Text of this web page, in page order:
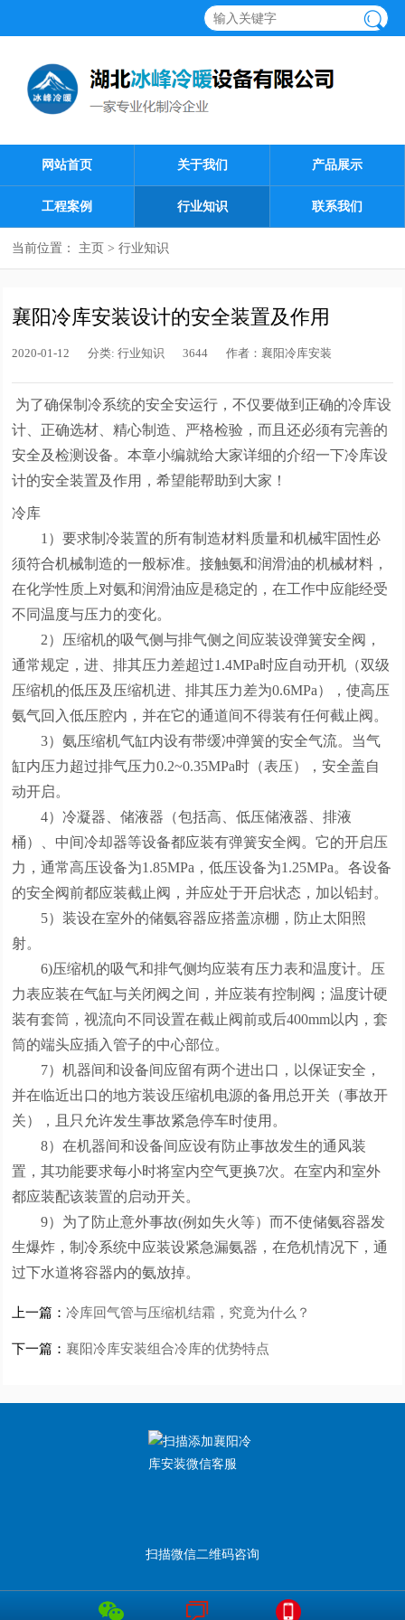
网站首页 关于我们 产品展示
工程案例 行业知识 联系我们
当前位置： 主页 > 行业知识
襄阳冷库安装设计的安全装置及作用
2020-01-12 分类: 行业知识 3644 作者： 襄阳冷库安装
为了确保制冷系统的安全安运行，不仅要做到正确的冷库设
计、正确选材、精心制造、严格检验，而且还必须有完善的
安全及检测设备。本章小编就给大家详细的介绍一下冷库设
计的安全装置及作用，希望能帮助到大家！
冷库
1）要求制冷装置的所有制造材料质量和机械牢固性必
须符合机械制造的一般标准。接触氨和润滑油的机械材料，
在化学性质上对氨和润滑油应是稳定的，在工作中应能经受
不同温度与压力的变化。
2）压缩机的吸气侧与排气侧之间应装设弹簧安全阀，
通常规定，进、排其压力差超过1.4MPa时应自动开机（双级
压缩机的低压及压缩机进、排其压力差为0.6MPa），使高压
氨气回入低压腔内，并在它的通道间不得装有任何截止阀。
3）氨压缩机气缸内设有带缓冲弹簧的安全气流。当气
缸内压力超过排气压力0.2~0.35MPa时（表压），安全盖自
动开启。
4）冷凝器、储液器（包括高、低压储液器、排液
桶）、中间冷却器等设备都应装有弹簧安全阀。它的开启压
力，通常高压设备为1.85MPa，低压设备为1.25MPa。各设备
的安全阀前都应装截止阀，并应处于开启状态，加以铅封。
5）装设在室外的储氨容器应搭盖凉棚，防止太阳照
射。
6)压缩机的吸气和排气侧均应装有压力表和温度计。压
力表应装在气缸与关闭阀之间，并应装有控制阀；温度计硬
装有套筒，视流向不同设置在截止阀前或后400mm以内，套
筒的端头应插入管子的中心部位。
7）机器间和设备间应留有两个进出口，以保证安全，
并在临近出口的地方装设压缩机电源的备用总开关（事故开
关），且只允许发生事故紧急停车时使用。
8）在机器间和设备间应设有防止事故发生的通风装
置，其功能要求每小时将室内空气更换7次。在室内和室外
都应装配该装置的启动开关。
9）为了防止意外事故(例如失火等）而不使储氨容器发
生爆炸，制冷系统中应装设紧急漏氨器，在危机情况下，通
过下水道将容器内的氨放掉。
上一篇： 冷库回气管与压缩机结霜，究竟为什么？
下一篇： 襄阳冷库安装组合冷库的优势特点
扫描微信二维码咨询